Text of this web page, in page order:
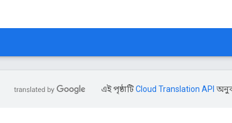
এই পৃষ্ঠাটিCloud Translation API